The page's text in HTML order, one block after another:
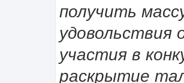
получить
удовольствия
участия в
раскрытие